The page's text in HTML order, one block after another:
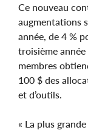
Ce nouveau
augmentations
année, de 4 %
troisième
membres
100 $ des
et d’outils.
« La plus